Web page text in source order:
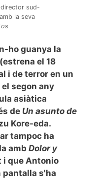
director sud-
la seva
ho guanya la
(estrena el 18
i de terror en un
segon any
asiàtica
de Un asunto de
Kore-eda.
tampoc ha
amb Dolor y
i que Antonio
pantalla s'ha